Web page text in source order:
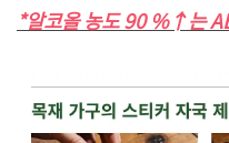
*알코올 농도 90 %↑는